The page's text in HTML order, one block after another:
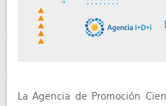
La Agencia de Promoción